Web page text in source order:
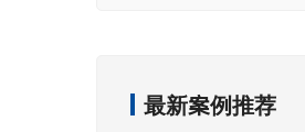
最新案例推荐